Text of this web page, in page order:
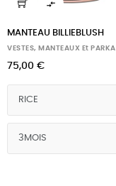

MANTEAU BILLIEBLUSH
VESTES, MANTEAUX Et PARKA
75,00 €